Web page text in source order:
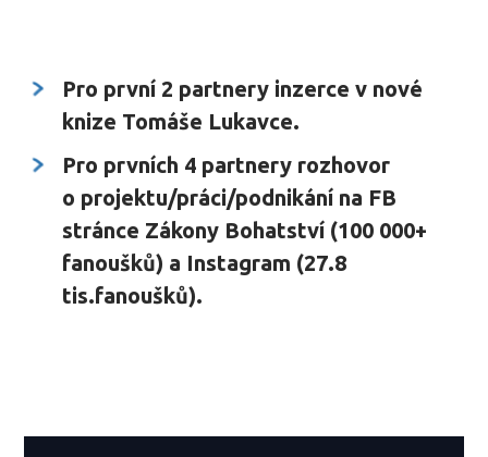
Pro první 2 partnery inzerce v nové
knize Tomáše Lukavce.
Pro prvních 4 partnery rozhovor
o projektu/práci/podnikání na FB
stránce Zákony Bohatství (100 000+
fanoušků) a Instagram (27.8
tis.fanoušků).